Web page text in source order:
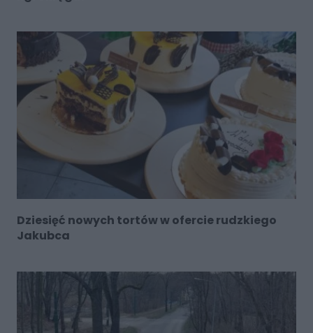
Dziesięć nowych tortów w ofercie rudzkiego
Jakubca